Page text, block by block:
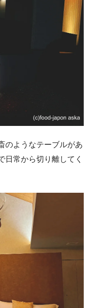
のようなテーブルがあ
日常から切り離してく